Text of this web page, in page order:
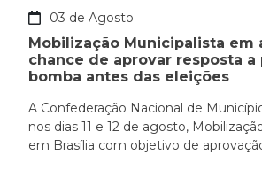
03 de Agosto
Mobilização Municipalista em
chance de aprovar resposta a
bomba antes das eleições
A Confederação Nacional de
nos dias 11 e 12 de agosto,
em Brasília com objetivo de